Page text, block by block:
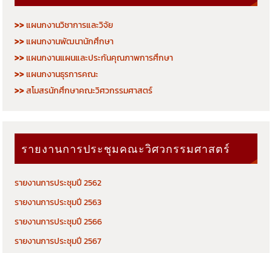
>>แผนกงานวิชาการและวิจัย
>>แผนกงานพัฒนานักศึกษา
>>แผนกงานแผนและประกันคุณภาพการศึกษา
>>แผนกงานธุรการคณะ
>>สโมสรนักศึกษาคณะวิศวกรรมศาสตร์
รายงานการประชุมคณะวิศวกรรมศาสตร์
รายงานการประชุมปี 2562
รายงานการประชุมปี 2563
รายงานการประชุมปี 2566
รายงานการประชุมปี 2567